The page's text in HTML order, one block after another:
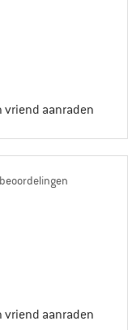
vriend aanraden
vriend aanraden